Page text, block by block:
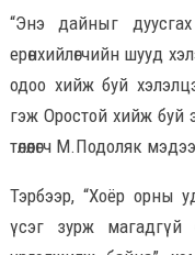
“Энэ дайныг
ерөнхийлөгчийн шууд
одоо хийж буй
гэж Оростой хийж буй
төлөөлөгч М.Подоляк
Тэрбээр, “Хоёр орны
үсэг зурж магадгүй